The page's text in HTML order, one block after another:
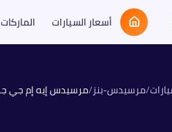
أسعار السيارات الماركات
/مرسيدس-بنز/